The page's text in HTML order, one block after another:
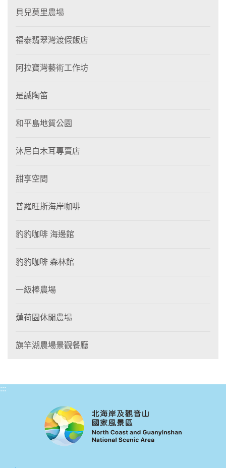
貝兒莫里農場
福泰翡翠灣渡假飯店
阿拉寶灣藝術工作坊
是誠陶笛
和平島地質公園
沐尼白木耳專賣店
甜享空間
普羅旺斯海岸咖啡
豹豹咖啡 海邊館
豹豹咖啡 森林館
一級棒農場
蓮荷園休閒農場
旗竿湖農場景觀餐廳
:::